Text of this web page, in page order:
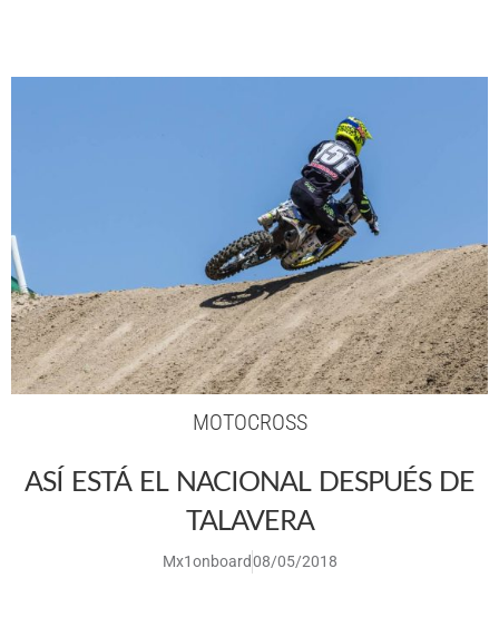
MOTOCROSS
ASÍ ESTÁ EL NACIONAL DESPUÉS DE
TALAVERA
Mx1onboard08/05/2018